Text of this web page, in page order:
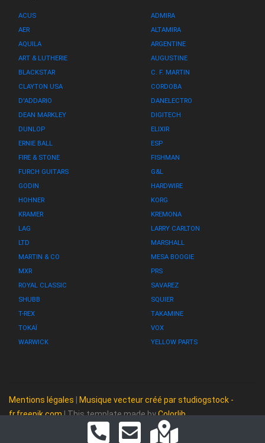
ACUS
ADMIRA
AER
ALTAMIRA
AQUILA
ARGENTINE
ART & LUTHERIE
AUGUSTINE
BLACKSTAR
C. F. MARTIN
CLAYTON USA
CORDOBA
D'ADDARIO
DANELECTRO
DEAN MARKLEY
DIGITECH
DUNLOP
ELIXIR
ERNIE BALL
ESP
FIRE & STONE
FISHMAN
FURCH GUITARS
G&L
GODIN
HARDWIRE
HOHNER
KORG
KRAMER
KREMONA
LAG
LARRY CARLTON
LTD
MARSHALL
MARTIN & CO
MESA BOOGIE
MXR
PRS
ROYAL CLASSIC
SAVAREZ
SHUBB
SQUIER
T-REX
TAKAMINE
TOKAÏ
VOX
WARWICK
YELLOW PARTS
Mentions légales
Musique vecteur créé par studiogstock -
fr.freepik.com| This template made byColorlib